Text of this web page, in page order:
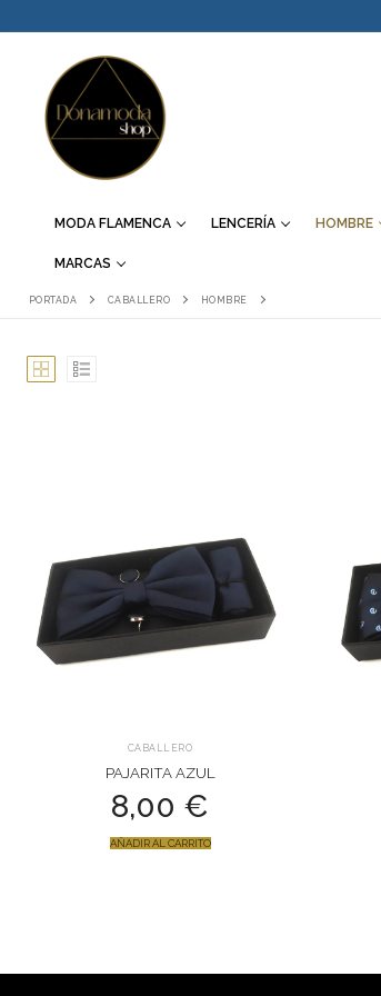
AL
MODA FLAMENCA LENCERÍA HOMBRE
MARCAS
PORTADA CABALLERO HOMBRE
CABALLERO
PAJARITA AZUL
8,00 €
AÑADIR AL CARRITO